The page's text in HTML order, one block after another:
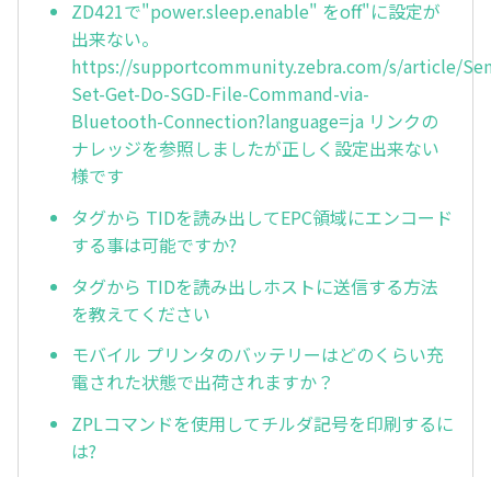
ZD421で"power.sleep.enable" をoff"に設定が
出来ない。
https://supportcommunity.zebra.com/s/article/
Set-Get-Do-SGD-File-Command-via-
Bluetooth-Connection?language=ja リンクの
ナレッジを参照しましたが正しく設定出来ない
様です
タグから TIDを読み出してEPC領域にエンコード
する事は可能ですか?
タグから TIDを読み出しホストに送信する方法
を教えてください
モバイル プリンタのバッテリーはどのくらい充
電された状態で出荷されますか？
ZPLコマンドを使用してチルダ記号を印刷するに
は?